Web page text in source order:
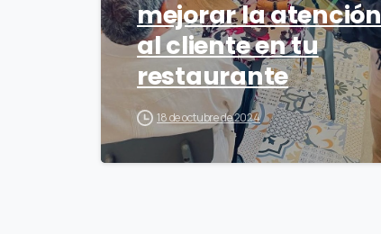
mejorar la atención
al cliente en tu
restaurante
18 de octubre de 2024